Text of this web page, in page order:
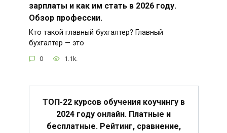
зарплаты и как им стать в 2026 году.
Обзор профессии.
Кто такой главный бухгалтер? Главный
бухгалтер — это
0 1.1k.
ТОП-22 курсов обучения коучингу в
2024 году онлайн. Платные и
бесплатные. Рейтинг, сравнение,